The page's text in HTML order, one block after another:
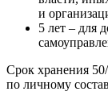
и
5 лет – для
Срок хранения
по личному